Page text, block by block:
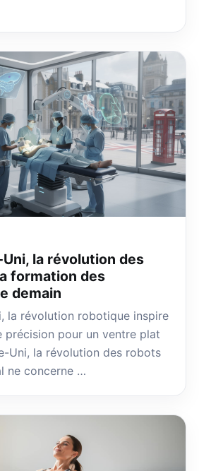
la révolution des
formation des
demain
la révolution robotique inspire
précision pour un ventre plat
Uni, la révolution des robots
ne concerne …